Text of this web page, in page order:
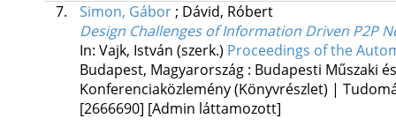
7.
Simon, Gábor ; Dávid, Róbert
Design Challenges of Information Driven P2P
In: Vajk, István (szerk.) Proceedings of the
Budapest, Magyarország : Budapesti Műszaki
Konferenciaközlemény (Könyvrészlet) |
[2666690] [Admin láttamozott]